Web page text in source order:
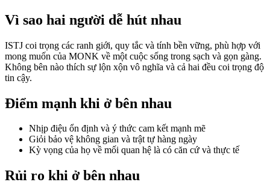
Vì sao hai người dễ hút nhau
ISTJ coi trọng các ranh giới, quy tắc và tính bền vững, phù hợp với
mong muốn của MONK về một cuộc sống trong sạch và gọn gàng.
Không bên nào thích sự lộn xộn vô nghĩa và cả hai đều coi trọng độ
tin cậy.
Điểm mạnh khi ở bên nhau
Nhịp điệu ổn định và ý thức cam kết mạnh mẽ
Giỏi bảo vệ không gian và trật tự hàng ngày
Kỳ vọng của họ về mối quan hệ là có căn cứ và thực tế
Rủi ro khi ở bên nhau